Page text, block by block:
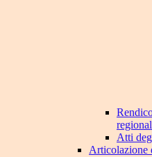
Atti
Articolazione